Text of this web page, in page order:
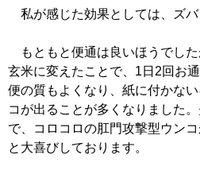
私が感じた効果としては、ズバ
もともと便通は良いほうでし
玄米に変えたことで、1日2回お通
便の質もよくなり、紙に付かな
コが出ることが多くなりました
で、コロコロの肛門攻撃型ウン
と大喜びしております。